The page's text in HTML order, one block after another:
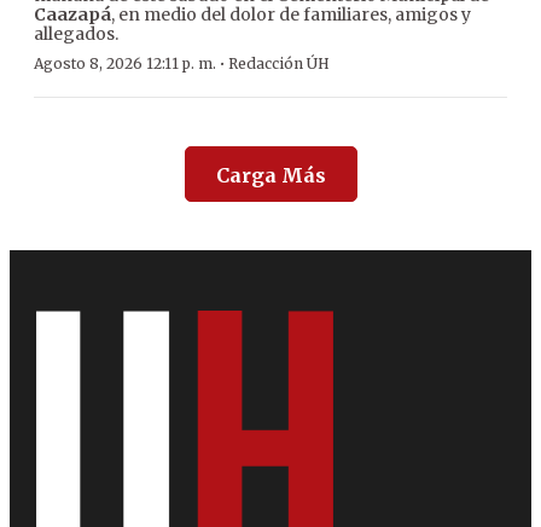
Caazapá, en medio del dolor de familiares, amigos y
allegados.
Agosto 8, 2026 12:11 p. m. · Redacción ÚH
Carga Más